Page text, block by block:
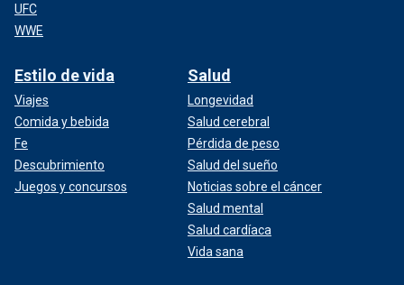
UFC
WWE
Estilo de vida
Viajes
Comida y bebida
Fe
Descubrimiento
Juegos y concursos
Salud
Longevidad
Salud cerebral
Pérdida de peso
Salud del sueño
Noticias sobre el cáncer
Salud mental
Salud cardíaca
Vida sana